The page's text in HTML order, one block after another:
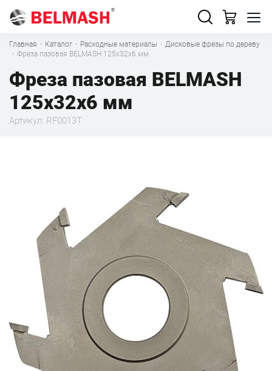
Главная · Каталог · Расходные материалы · Дисковые фрезы по дереву
· Фреза пазовая BELMASH 125х32х6 мм
Фреза пазовая BELMASH
125х32х6 мм
Артикул: RF0013T